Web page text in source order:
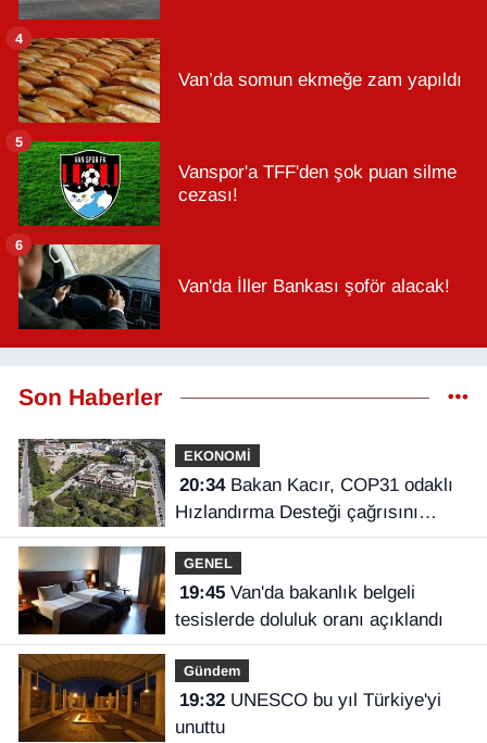
Van’da somun ekmeğe zam yapıldı
4
Vanspor'a TFF'den şok puan silme
cezası!
5
Van'da İller Bankası şoför alacak!
6
Son Haberler
EKONOMİ
20:34Bakan Kacır, COP31 odaklı
Hızlandırma Desteği çağrısını
açıkladı
GENEL
19:45Van'da bakanlık belgeli
tesislerde doluluk oranı açıklandı
Gündem
19:32UNESCO bu yıl Türkiye'yi
unuttu